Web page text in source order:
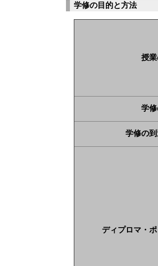
学修の目的と方法
授
学
学修の
ディプロマ・